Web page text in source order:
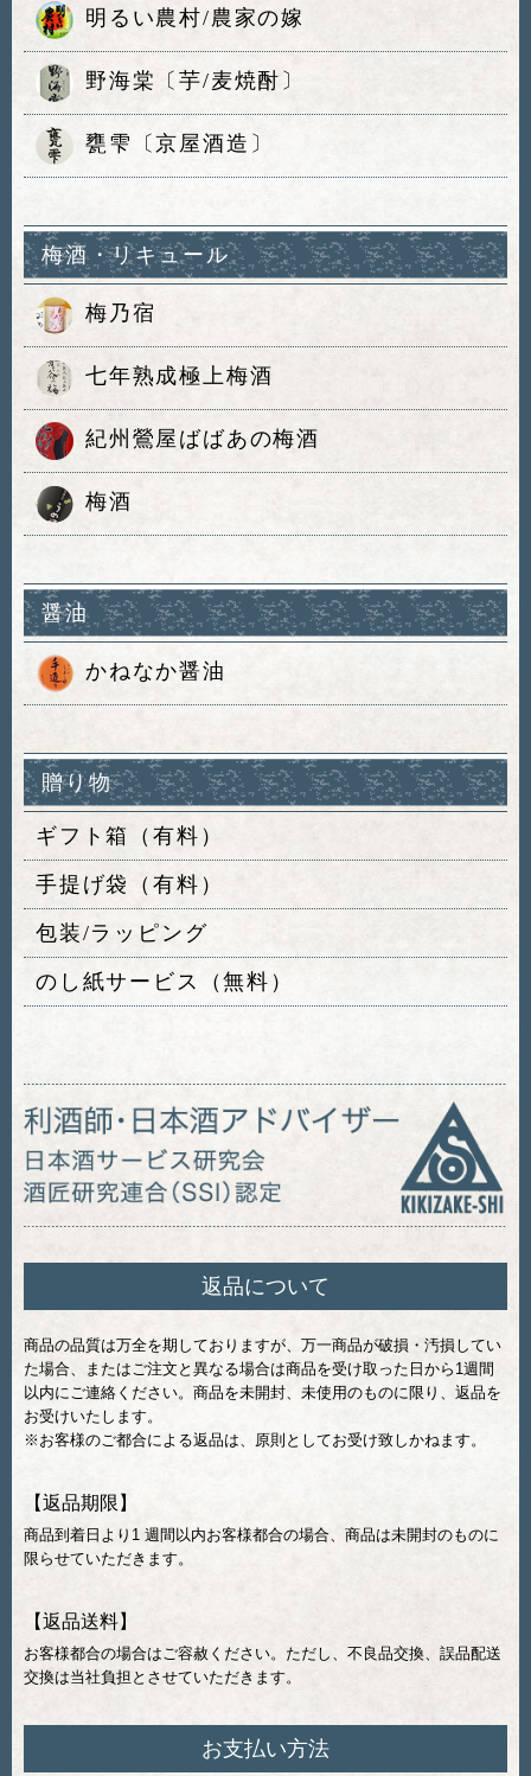
明るい農村/農家の嫁
野海棠〔芋/麦焼酎〕
甕雫〔京屋酒造〕
梅酒・リキュール
梅乃宿
七年熟成極上梅酒
紀州鶯屋ばばあの梅酒
梅酒
醤油
かねなか醤油
贈り物
ギフト箱（有料）
手提げ袋（有料）
包装/ラッピング
のし紙サービス（無料）
返品について
商品の品質は万全を期しておりますが、万一商品が破損・汚損してい
た場合、またはご注文と異なる場合は商品を受け取った日から1週間
以内にご連絡ください。商品を未開封、未使用のものに限り、返品を
お受けいたします。
※お客様のご都合による返品は、原則としてお受け致しかねます。
【返品期限】
商品到着日より1 週間以内お客様都合の場合、商品は未開封のものに
限らせていただきます。
【返品送料】
お客様都合の場合はご容赦ください。ただし、不良品交換、誤品配送
交換は当社負担とさせていただきます。
お支払い方法